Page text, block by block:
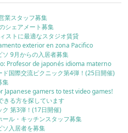
業スタッフ募集
シェアメート募集
ストに最適なスタジオ賃貸
exterior en zona Pacifico
ソ 9月からの入居者募集
Profesor de japonés idioma materno
ド国際交流ピクニック第4弾！(25日開催)
集
Japanese gamers to test video games!
きる方を探しています
ク 第3弾！(17日開催)
ール・キッチンスタッフ募集
ソ入居者を募集